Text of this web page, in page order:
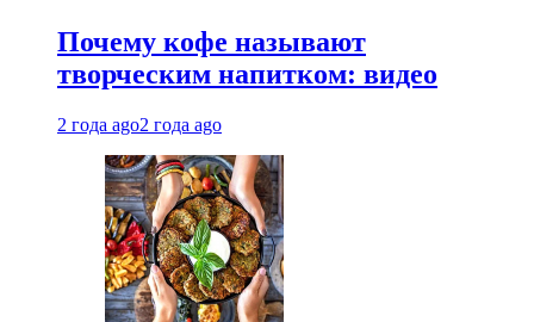
Почему кофе называют
творческим напитком: видео
2 года ago2 года ago